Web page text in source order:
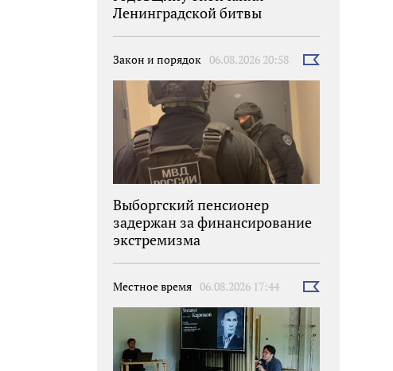
Ленинградской битвы
Закон и порядок 06.08.2026 20:58
Выбрать
Выборгский пенсионер
задержан за финансирование
экстремизма
Местное время 06.08.2026 17:44
Выбрать